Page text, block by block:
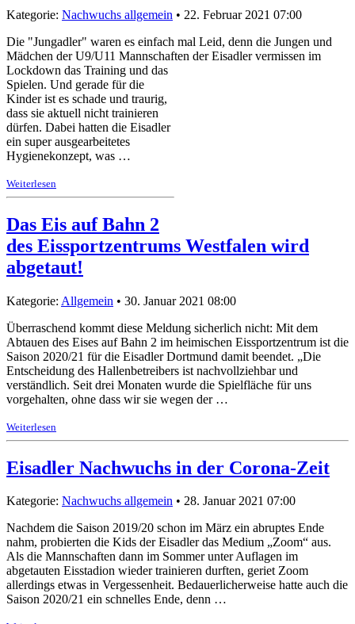
Kategorie: Nachwuchs allgemein • 22. Februar 2021 07:00
Die "Jungadler" waren es einfach mal Leid, denn die Jungen und
Mädchen der U9/U11 Mannschaften der Eisadler vermissen im
Lockdown das Training und das
Spielen. Und gerade für die
Kinder ist es schade und traurig,
dass sie aktuell nicht trainieren
dürfen. Dabei hatten die Eisadler
ein super ausgearbeitetes
Hygienekonzept, was …
Weiterlesen
Das Eis auf Bahn 2
des Eissportzentrums Westfalen wird
abgetaut!
Kategorie: Allgemein • 30. Januar 2021 08:00
Überraschend kommt diese Meldung sicherlich nicht: Mit dem
Abtauen des Eises auf Bahn 2 im heimischen Eissportzentrum ist die
Saison 2020/21 für die Eisadler Dortmund damit beendet. „Die
Entscheidung des Hallenbetreibers ist nachvollziehbar und
verständlich. Seit drei Monaten wurde die Spielfläche für uns
vorgehalten, ohne dass wir sie wegen der …
Weiterlesen
Eisadler Nachwuchs in der Corona-Zeit
Kategorie: Nachwuchs allgemein • 28. Januar 2021 07:00
Nachdem die Saison 2019/20 schon im März ein abruptes Ende
nahm, probierten die Kids der Eisadler das Medium „Zoom“ aus.
Als die Mannschaften dann im Sommer unter Auflagen im
abgetauten Eisstadion wieder trainieren durften, geriet Zoom
allerdings etwas in Vergessenheit. Bedauerlicherweise hatte auch die
Saison 2020/21 ein schnelles Ende, denn …